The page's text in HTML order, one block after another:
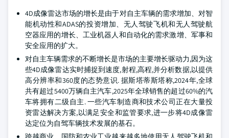
4D成像雷达市场的增长是由于对自主车辆的需求增加、对智
能机动性和ADAS的投资增加、无人驾驶飞机和无人驾驶航
空器应用的增长、工业机器人和自动化的需求激增、军事和
安全应用的扩大。
对自主车辆需求的不断增长是市场的主要增长驱动力,因为这
些4D成像雷达实时捕捉到速度,射程,高程,并分析数据,以提供
高分辨率和360度的态势意识. 据斯塔蒂斯塔称,2024年,全球
共有超过5400万辆自主汽车,2025年全球销售的超过60%的汽
车将拥有二级自主. 一些汽车制造商和技术公司正在大量投
资雷达解决方案,以满足安全和监管要求,进一步将4D成像雷
达定位为自驾车辆技术发展的基石。